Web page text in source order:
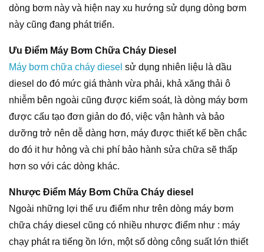
dòng bơm này và hiện nay xu hướng sử dụng dòng bơm
này cũng đang phát triển.
Ưu Điểm Máy Bơm Chữa Cháy Diesel
Máy bơm chữa cháy diesel sử dụng nhiên liệu là dầu
diesel do đó mức giá thành vừa phải, khả xăng thải ô
nhiễm bên ngoài cũng được kiểm soát, là dòng máy bơm
được cấu tạo đơn giản do đó, việc vận hành và bảo
dưỡng trở nên dễ dàng hơn, máy được thiết kế bền chắc
do đó it hư hỏng và chi phí bảo hành sửa chữa sẽ thấp
hơn so với các dòng khác.
Nhược Điểm Máy Bơm Chữa Cháy diesel
Ngoài những lợi thế ưu điểm như trên dòng máy bơm
chữa cháy diesel cũng có nhiều nhược điểm như : máy
chạy phát ra tiếng ồn lớn, một số dòng công suất lớn thiết